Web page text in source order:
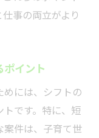
事の両立がより
イント
には、シフトの
です。特に、短
案件は、子育て世